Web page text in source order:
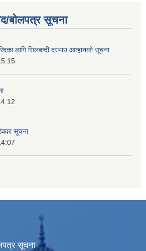
बोलपत्र सूचना
लागि सिलबन्दी दरभाउ आव्हानको सूचना
सूचना
सूचना